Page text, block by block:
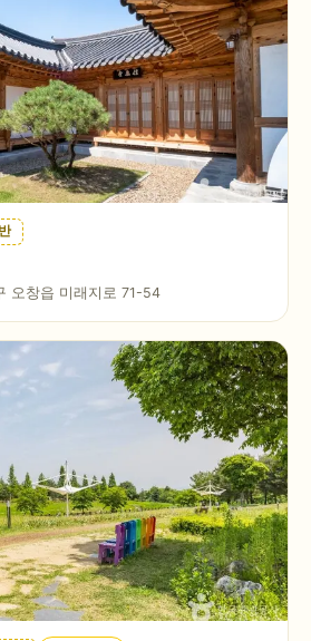
오창읍 미래지로 71-54